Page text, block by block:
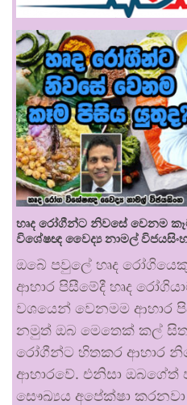
හෘද රෝගීන්ට නිවසේ වෙනම
විශේෂඥ වෛද්‍ය නාමල්
ඔබේ පවුලේ හෘද
ආහාර පිසීමේදී හෘද
වශයෙන් වෙනමම ආහාර
නමුත් ඔබ මෙතෙක් කල්
රෝගීන්ට හිතකර ආහාර
ආහාරවේ. එනිසා
සෞඛ්‍යය අපේක්ෂා